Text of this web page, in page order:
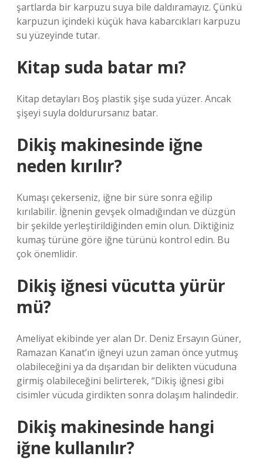
şartlarda bir karpuzu suya bile daldıramayız. Çünkü
karpuzun içindeki küçük hava kabarcıkları karpuzu
su yüzeyinde tutar.
Kitap suda batar mı?
Kitap detayları Boş plastik şişe suda yüzer. Ancak
şişeyi suyla doldurursanız batar.
Dikiş makinesinde iğne
neden kırılır?
Kumaşı çekerseniz, iğne bir süre sonra eğilip
kırılabilir. İğnenin gevşek olmadığından ve düzgün
bir şekilde yerleştirildiğinden emin olun. Diktiğiniz
kumaş türüne göre iğne türünü kontrol edin. Bu
çok önemlidir.
Dikiş iğnesi vücutta yürür
mü?
Ameliyat ekibinde yer alan Dr. Deniz Ersayın Güner,
Ramazan Kanat’ın iğneyi uzun zaman önce yutmuş
olabileceğini ya da dışarıdan bir delikten vücuduna
girmiş olabileceğini belirterek, “Dikiş iğnesi gibi
cisimler vücuda girdikten sonra dolaşım halindedir.
Dikiş makinesinde hangi
iğne kullanılır?